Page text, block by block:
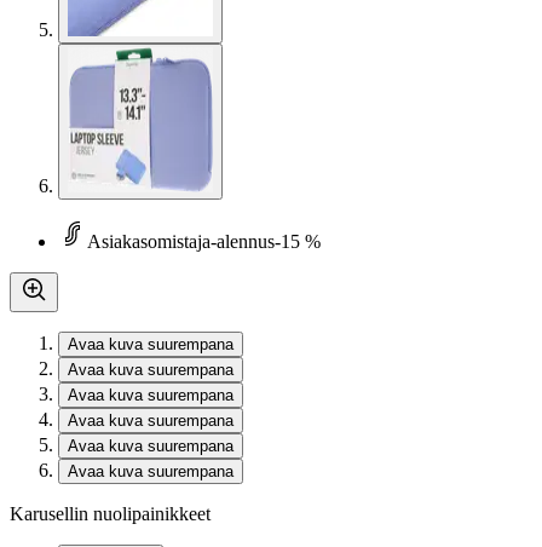
Asiakasomistaja-alennus-15 %
Avaa kuva suurempana
Avaa kuva suurempana
Avaa kuva suurempana
Avaa kuva suurempana
Avaa kuva suurempana
Avaa kuva suurempana
Karusellin nuolipainikkeet